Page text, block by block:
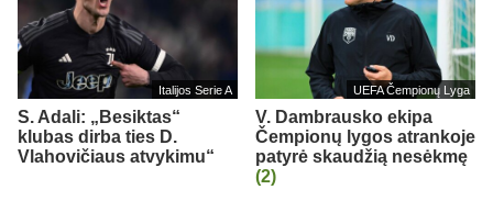
Italijos Serie A
S. Adali: „Besiktas“
klubas dirba ties D.
Vlahovičiaus atvykimu“
UEFA Čempionų Lyga
V. Dambrausko ekipa
Čempionų lygos atrankoje
patyrė skaudžią nesėkmę
(2)